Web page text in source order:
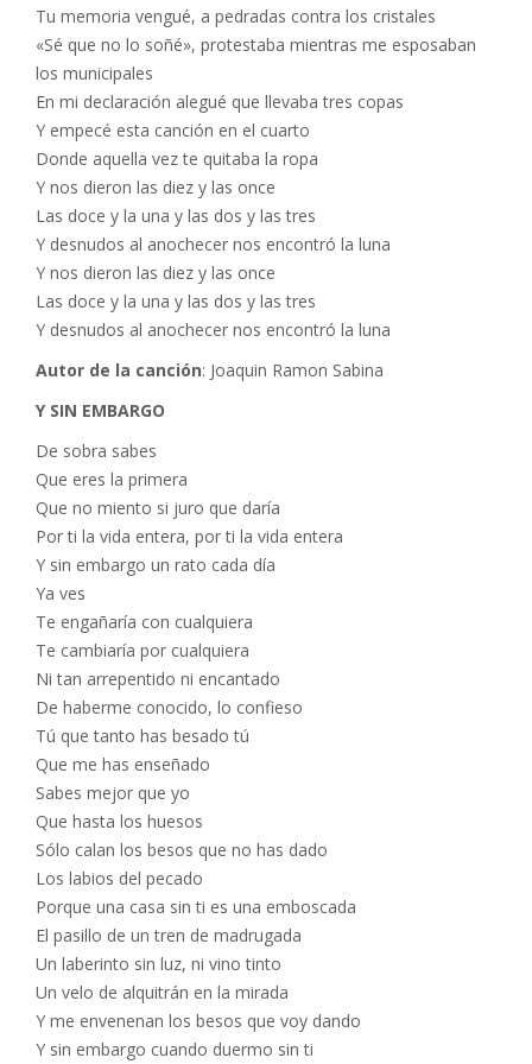
Tu memoria vengué, a pedradas contra los cristales
«Sé que no lo soñé», protestaba mientras me esposaban
los municipales
En mi declaración alegué que llevaba tres copas
Y empecé esta canción en el cuarto
Donde aquella vez te quitaba la ropa
Y nos dieron las diez y las once
Las doce y la una y las dos y las tres
Y desnudos al anochecer nos encontró la luna
Y nos dieron las diez y las once
Las doce y la una y las dos y las tres
Y desnudos al anochecer nos encontró la luna
Autor de la canción: Joaquin Ramon Sabina
Y SIN EMBARGO
De sobra sabes
Que eres la primera
Que no miento si juro que daría
Por ti la vida entera, por ti la vida entera
Y sin embargo un rato cada día
Ya ves
Te engañaría con cualquiera
Te cambiaría por cualquiera
Ni tan arrepentido ni encantado
De haberme conocido, lo confieso
Tú que tanto has besado tú
Que me has enseñado
Sabes mejor que yo
Que hasta los huesos
Sólo calan los besos que no has dado
Los labios del pecado
Porque una casa sin ti es una emboscada
El pasillo de un tren de madrugada
Un laberinto sin luz, ni vino tinto
Un velo de alquitrán en la mirada
Y me envenenan los besos que voy dando
Y sin embargo cuando duermo sin ti